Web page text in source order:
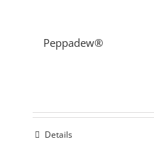
Peppadew®
Details